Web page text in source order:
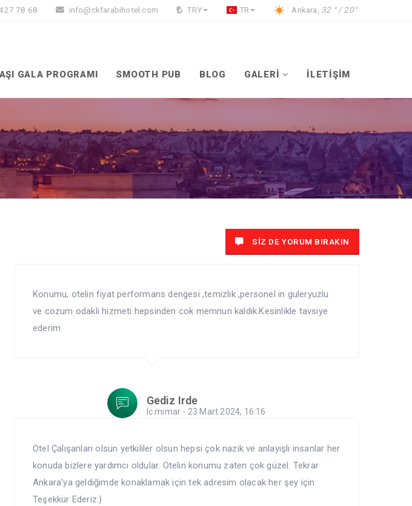
78 68 info@ckfarabihotel.com TRY TR Ankara, 32 ° / 20°
GALA PROGRAMI SMOOTH PUB BLOG GALERİ İLETİŞİM
SİZ DE YORUM BIRAKIN
Konumu, otelin fiyat performans dengesi ,temizlik ,personel in guleryuzlu
ve cozum odakli hizmeti hepsinden cok memnun kaldik.Kesinlikle tavsiye
ederim
Gediz Irde
Ic mimar - 23 Mart 2024, 16:16
Otel Çalışanları olsun yetkililer olsun hepsi çok nazik ve anlayışlı insanlar her
konuda bizlere yardımcı oldular. Otelin konumu zaten çok güzel. Tekrar
Ankara'ya geldiğimde konaklamak için tek adresim olacak her şey için
Teşekkür Ederiz:)